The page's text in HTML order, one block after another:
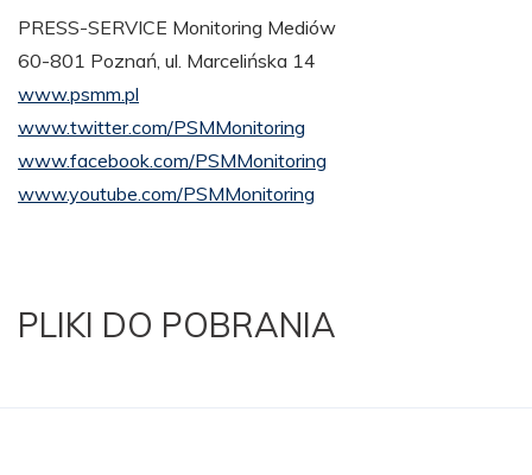
PRESS-SERVICE Monitoring Mediów
60-801 Poznań, ul. Marcelińska 14
www.psmm.pl
www.twitter.com/PSMMonitoring
www.facebook.com/PSMMonitoring
www.youtube.com/PSMMonitoring
PLIKI DO POBRANIA